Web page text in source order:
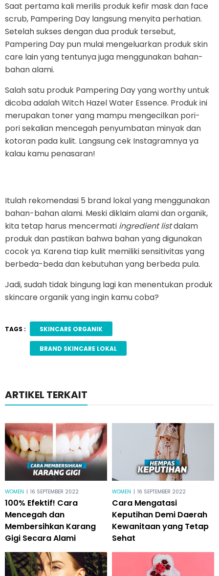
Saat pertama kali merilis produk kefir mask dan face
scrub, Pampering Day langsung menyita perhatian.
Setelah sukses dengan dua produk tersebut,
Pampering Day pun mulai mengeluarkan produk skin
care lain yang tentunya juga menggunakan bahan-
bahan alami.
Salah satu produk Pampering Day yang worthy untuk
dicoba adalah Witch Hazel Water Essence. Produk ini
merupakan toner yang mampu mengecilkan pori-
pori sekalian mencegah penyumbatan minyak dan
kotoran pada kulit. Langsung cek Instagramnya ya
kalau kamu penasaran!
Itulah rekomendasi 5 brand lokal yang menggunakan
bahan-bahan alami. Meski diklaim alami dan organik,
kita tetap harus mencermati ingredient listdalam
produk dan pastikan bahwa bahan yang digunakan
cocok ya. Karena tiap kulit memiliki sensitivitas yang
berbeda-beda dan kebutuhan yang berbeda pula.
Jadi, sudah tidak bingung lagi kan menentukan produk
skincare organik yang ingin kamu coba?
TAGS : SKINCARE ORGANIK
BRAND SKINCARE LOKAL
ARTIKEL TERKAIT
WOMEN | 16 SEPTEMBER 2022
100% Efektif! Cara
Mencegah dan
Membersihkan Karang
Gigi Secara Alami
WOMEN | 16 SEPTEMBER 2022
Cara Mengatasi
Keputihan Demi Daerah
Kewanitaan yang Tetap
Sehat